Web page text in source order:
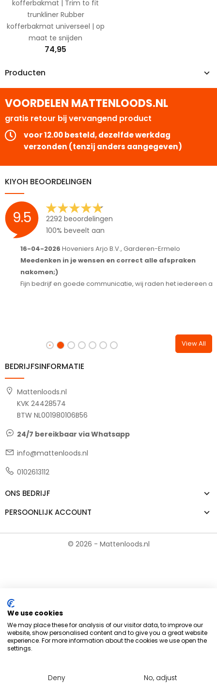
Producten
kofferbakmat | Trim to fit
trunkliner Rubber
kofferbakmat universeel | op
maat te snijden
74,95
VOORDELEN MATTENLOODS.NL
gratis retour bij vervangend product
voor 12.00 besteld, dezelfde werkdag
verzonden (tenzij anders aangegeven)
KIYOH BEOORDELINGEN
9.5
2292 beoordelingen
100% beveelt aan
16-04-2026Hoveniers Arjo B.V., Garderen-Ermelo
Meedenken in je wensen en correct alle afspraken
nakomen;)
Fijn bedrijf en goede communicatie, wij raden het iedereen aan.
View All
BEDRIJFSINFORMATIE
Mattenloods.nl
KVK 24428574
BTW NL001980106B56
24/7 bereikbaar via Whatsapp
info@mattenloods.nl
0102613112
ONS BEDRIJF
PERSOONLIJK ACCOUNT
© 2026 - Mattenloods.nl
We use cookies
We may place these for analysis of our visitor data, to improve our
website, show personalised content and to give you a great website
experience. For more information about the cookies we use open the
settings.
Deny No, adjust